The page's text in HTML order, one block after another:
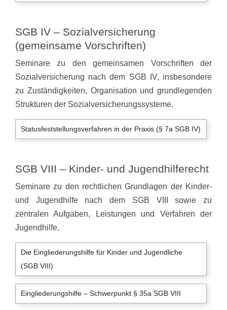
SGB IV – Sozialversicherung
(gemeinsame Vorschriften)
Seminare zu den gemeinsamen Vorschriften der
Sozialversicherung nach dem SGB IV, insbesondere
zu Zuständigkeiten, Organisation und grundlegenden
Strukturen der Sozialversicherungssysteme.
Statusfeststellungsverfahren in der Praxis (§ 7a SGB IV)
SGB VIII – Kinder- und Jugendhilferecht
Seminare zu den rechtlichen Grundlagen der Kinder-
und Jugendhilfe nach dem SGB VIII sowie zu
zentralen Aufgaben, Leistungen und Verfahren der
Jugendhilfe.
Die Eingliederungshilfe für Kinder und Jugendliche
(SGB VIII)
Eingliederungshilfe – Schwerpunkt § 35a SGB VIII